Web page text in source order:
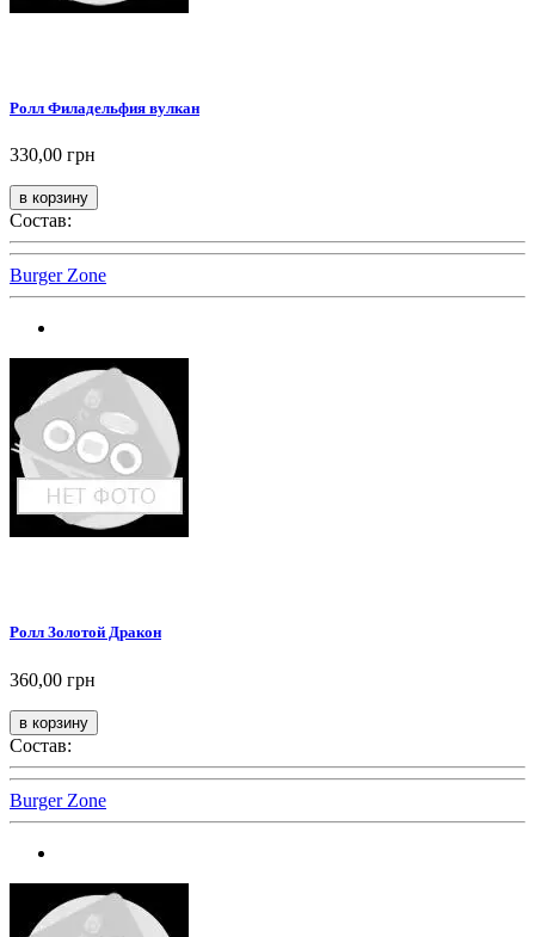
Ролл Филадельфия вулкан
330,00 грн
Состав:
Burger Zone
Ролл Золотой Дракон
360,00 грн
Состав:
Burger Zone